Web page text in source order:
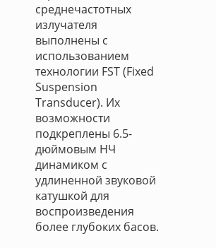
среднечастотных
излучателя
выполнены с
использованием
технологии FST (Fixed
Suspension
Transducer). Их
возможности
подкреплены 6.5-
дюймовым НЧ
динамиком с
удлиненной звуковой
катушкой для
воспроизведения
более глубоких басов.